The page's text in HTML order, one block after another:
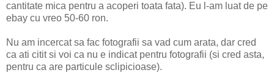
cantitate mica pentru a acoperi toata fata). Eu l-am luat de pe
ebay cu vreo 50-60 ron.
Nu am incercat sa fac fotografii sa vad cum arata, dar cred
ca ati citit si voi ca nu e indicat pentru fotografii (si cred asta,
pentru ca are particule sclipicioase).